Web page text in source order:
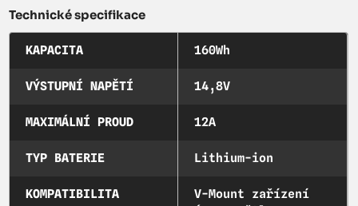
Technické specifikace
KAPACITA 160Wh
VÝSTUPNÍ NAPĚTÍ 14,8V
MAXIMÁLNÍ PROUD 12A
TYP BATERIE Lithium-ion
KOMPATIBILITA
V-Mount zařízení